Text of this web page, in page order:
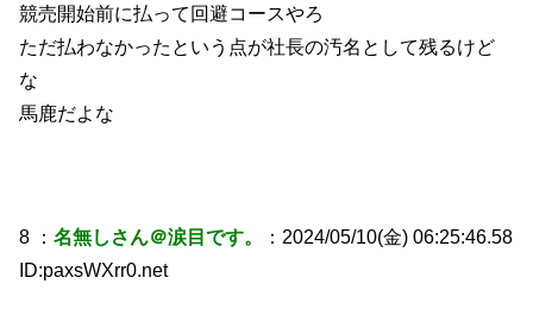
競売開始前に払って回避コースやろ
ただ払わなかったという点が社長の汚名として残るけど
な
馬鹿だよな
8 ：名無しさん＠涙目です。
：2024/05/10(金) 06:25:46.58
ID:paxsWXrr0.net